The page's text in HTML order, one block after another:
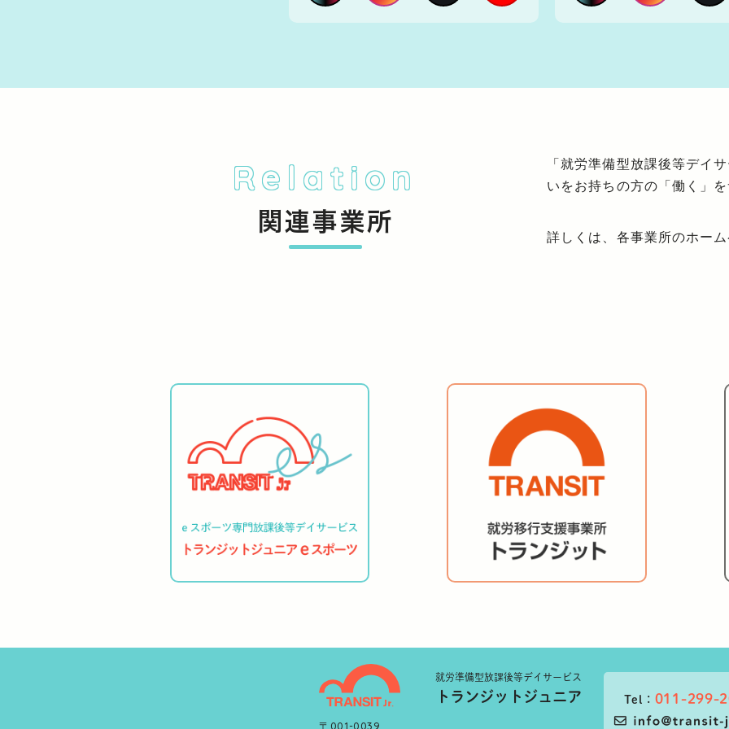
Relation
関連事業所
「就労準備型放課後等デイ
いをお持ちの方の「働く」
詳しくは、各事業所のホー
就労準備型放課後等デイサービス
トランジットジュニア
〒001-0039
Tel： 011-299-